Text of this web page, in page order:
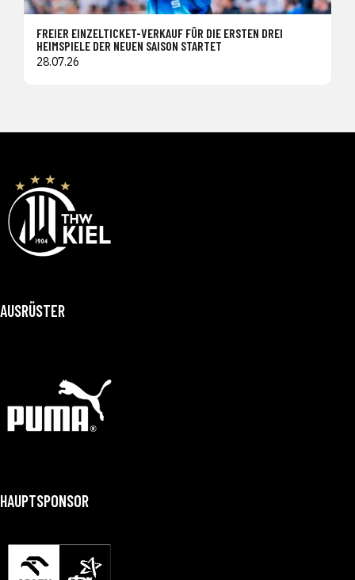
FREIER EINZELTICKET-VERKAUF FÜR DIE ERSTEN DREI
HEIMSPIELE DER NEUEN SAISON STARTET
28.07.26
AUSRÜSTER
HAUPTSPONSOR